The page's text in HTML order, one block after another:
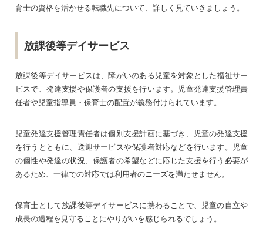
育士の資格を活かせる転職先について、詳しく見ていきましょう。
放課後等デイサービス
放課後等デイサービスは、障がいのある児童を対象とした福祉サー
ビスで、発達支援や保護者の支援を行います。児童発達支援管理責
任者や児童指導員・保育士の配置が義務付けられています。
児童発達支援管理責任者は個別支援計画に基づき、児童の発達支援
を行うとともに、送迎サービスや保護者対応などを行います。児童
の個性や発達の状況、保護者の希望などに応じた支援を行う必要が
あるため、一律での対応では利用者のニーズを満たせません。
保育士として放課後等デイサービスに携わることで、児童の自立や
成長の過程を見守ることにやりがいを感じられるでしょう。